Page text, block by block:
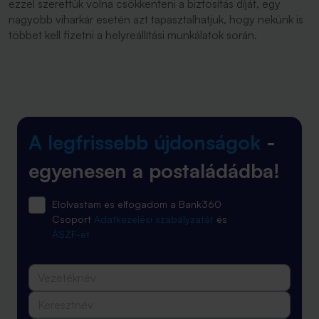
ezzel szerettük volna csökkenteni a biztosítás díját, egy
nagyobb viharkár esetén azt tapasztalhatjuk, hogy nekünk is
többet kell fizetni a helyreállítási munkálatok során.
A legfrissebb újdonságok -
egyenesen a postaládádba!
Elolvastam és elfogadom a Bank360
Csoport Adatkezelési szabályzatát és
ÁSZF-ét